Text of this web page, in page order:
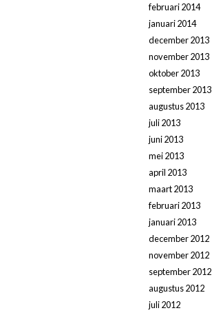
februari 2014
januari 2014
december 2013
november 2013
oktober 2013
september 2013
augustus 2013
juli 2013
juni 2013
mei 2013
april 2013
maart 2013
februari 2013
januari 2013
december 2012
november 2012
september 2012
augustus 2012
juli 2012